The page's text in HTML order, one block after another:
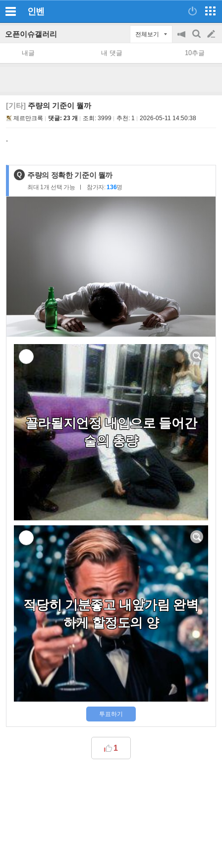
인벤
오픈이슈갤러리 전체보기
공
지
on/off
검
색
글
쓰
내글 내 댓글 10추글
[기타] 주량의 기준이 뭘까
제르만크록 댓글: 23 개 조회: 3999 추천: 1 2026-05-11 14:50:38
.
Q
제
목
:
주량의 정확한 기준이 뭘까
최대 1개 선택 가능 참가자:136명
꼴라될지언정 내입으로 들어간
술의 총량
적당히 기분좋고 내앞가림 완벽
하게 할정도의 양
투표하기
1